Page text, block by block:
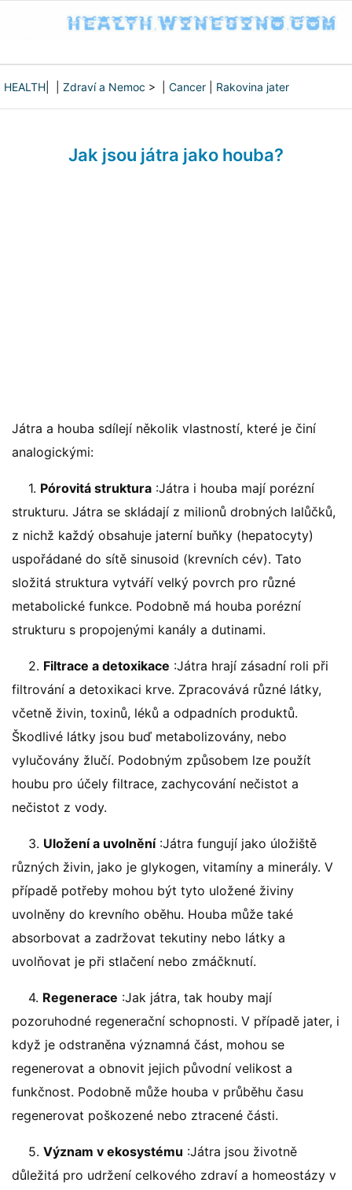
HEALTH Zdraví a Nemoc > | Cancer Rakovina jater
Jak jsou játra jako houba?
Játra a houba sdílejí několik vlastností, které je činí
analogickými:
1. Pórovitá struktura :Játra i houba mají porézní
strukturu. Játra se skládají z milionů drobných lalůčků,
z nichž každý obsahuje jaterní buňky (hepatocyty)
uspořádané do sítě sinusoid (krevních cév). Tato
složitá struktura vytváří velký povrch pro různé
metabolické funkce. Podobně má houba porézní
strukturu s propojenými kanály a dutinami.
2. Filtrace a detoxikace :Játra hrají zásadní roli při
filtrování a detoxikaci krve. Zpracovává různé látky,
včetně živin, toxinů, léků a odpadních produktů.
Škodlivé látky jsou buď metabolizovány, nebo
vylučovány žlučí. Podobným způsobem lze použít
houbu pro účely filtrace, zachycování nečistot a
nečistot z vody.
3. Uložení a uvolnění:Játra fungují jako úložiště
různých živin, jako je glykogen, vitamíny a minerály. V
případě potřeby mohou být tyto uložené živiny
uvolněny do krevního oběhu. Houba může také
absorbovat a zadržovat tekutiny nebo látky a
uvolňovat je při stlačení nebo zmáčknutí.
4. Regenerace :Jak játra, tak houby mají
pozoruhodné regenerační schopnosti. V případě jater, i
když je odstraněna významná část, mohou se
regenerovat a obnovit jejich původní velikost a
funkčnost. Podobně může houba v průběhu času
regenerovat poškozené nebo ztracené části.
5. Význam v ekosystému :Játra jsou životně
důležitá pro udržení celkového zdraví a homeostázy v